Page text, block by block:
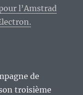
l’Amstrad
de
troisième